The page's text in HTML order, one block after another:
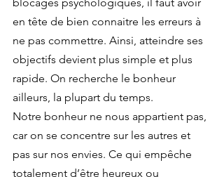
en tête de bien connaitre les erreurs à
ne pas commettre. Ainsi, atteindre ses
objectifs devient plus simple et plus
rapide. On recherche le bonheur
ailleurs, la plupart du temps.
Notre bonheur ne nous appartient pas,
car on se concentre sur les autres et
pas sur nos envies. Ce qui empêche
totalement d’être heureux ou